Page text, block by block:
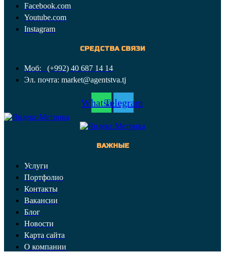
Facebook.com
Youtube.com
Instagram
СРЕДСТВА СВЯЗИ
Моб: (+992) 40 687 14 14
Эл. почта: market@agentstva.tj
WhatsappTelegram
ВАЖНЫЕ
Услуги
Портфолио
Контакты
Вакансии
Блог
Новости
Карта сайта
О компании